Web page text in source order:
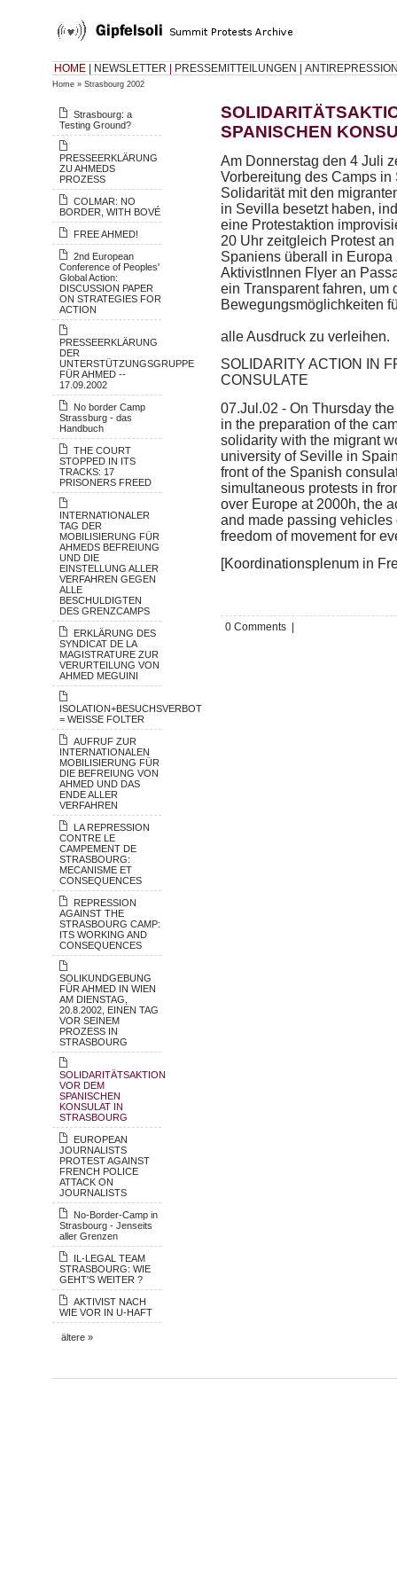
HOME NEWSLETTER PRESSEMITTEILUNGEN
Home » Strasbourg 2002
Strasbourg: a
Testing Ground?
PRESSEERKLÄRUNG
ZU AHMEDS
PROZESS
COLMAR: NO
BORDER, WITH BOVÉ
FREE AHMED!
2nd European
Conference of Peoples'
Global Action:
DISCUSSION PAPER
ON STRATEGIES FOR
ACTION
PRESSEERKLÄRUNG
DER
UNTERSTÜTZUNGSGRUPPE
FÜR AHMED --
17.09.2002
No border Camp
Strassburg - das
Handbuch
THE COURT
STOPPED IN ITS
TRACKS: 17
PRISONERS FREED
INTERNATIONALER
TAG DER
MOBILISIERUNG FÜR
AHMEDS BEFREIUNG
UND DIE
EINSTELLUNG ALLER
VERFAHREN GEGEN
ALLE
BESCHULDIGTEN
DES GRENZCAMPS
ERKLÄRUNG DES
SYNDICAT DE LA
MAGISTRATURE ZUR
VERURTEILUNG VON
AHMED MEGUINI
ISOLATION+BESUCHSVERBOT
= WEISSE FOLTER
AUFRUF ZUR
INTERNATIONALEN
MOBILISIERUNG FÜR
DIE BEFREIUNG VON
AHMED UND DAS
ENDE ALLER
VERFAHREN
LA REPRESSION
CONTRE LE
CAMPEMENT DE
STRASBOURG:
MECANISME ET
CONSEQUENCES
REPRESSION
AGAINST THE
STRASBOURG CAMP:
ITS WORKING AND
CONSEQUENCES
SOLIKUNDGEBUNG
FÜR AHMED IN WIEN
AM DIENSTAG,
20.8.2002, EINEN TAG
VOR SEINEM
PROZESS IN
STRASBOURG
SOLIDARITÄTSAKTION
VOR DEM
SPANISCHEN
KONSULAT IN
STRASBOURG
EUROPEAN
JOURNALISTS
PROTEST AGAINST
FRENCH POLICE
ATTACK ON
JOURNALISTS
No-Border-Camp in
Strasbourg - Jenseits
aller Grenzen
IL-LEGAL TEAM
STRASBOURG: WIE
GEHT'S WEITER ?
AKTIVIST NACH
WIE VOR IN U-HAFT
ältere »
SPANISCHEN
Am Donnerstag den 4 Juli
Vorbereitung des Camps
Solidarität mit den
in Sevilla besetzt haben,
eine Protestaktion
20 Uhr zeitgleich Protest
Spaniens überall in
AktivistInnen Flyer an
ein Transparent fahren, um
Bewegungsmöglichkeiten
alle Ausdruck zu verleihen.
SOLIDARITY ACTION IN
CONSULATE
07.Jul.02 - On Thursday
in the preparation of the
solidarity with the migrant
university of Seville in
front of the Spanish
simultaneous protests in
over Europe at 2000h, the
and made passing
freedom of movement for
[Koordinationsplenum in
0 Comments |